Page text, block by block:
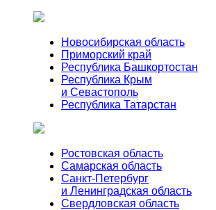
Новосибирская область
Приморский край
Республика Башкортостан
Республика Крым
и Севастополь
Республика Татарстан
Ростовская область
Самарская область
Санкт-Петербург
и Ленинградская область
Свердловская область